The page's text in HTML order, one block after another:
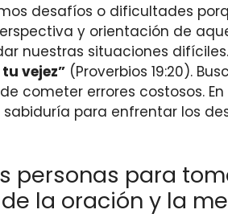
desafíos o dificultades
y orientación de
nuestras situaciones
vejez” (Proverbios 19:20).
cometer errores costosos.
para enfrentar los
personas para
la oración y la